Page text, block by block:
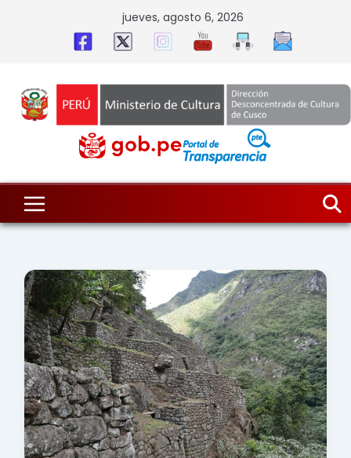
jueves, agosto 6, 2026